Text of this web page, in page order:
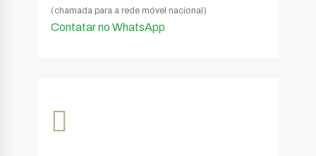
(chamada para a rede móvel nacional)
Contatar no WhatsApp